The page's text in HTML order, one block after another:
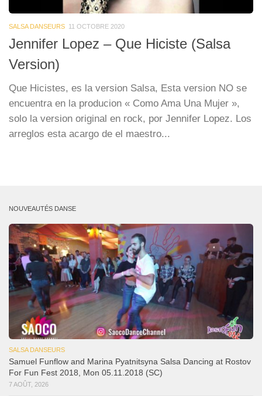
SALSA DANSEURS 11 OCTOBRE 2020
Jennifer Lopez – Que Hiciste (Salsa
Version)
Que Hicistes, es la version Salsa, Esta version NO se
encuentra en la producion « Como Ama Una Mujer »,
solo la version original en rock, por Jennifer Lopez. Los
arreglos esta acargo de el maestro...
NOUVEAUTÉS DANSE
SALSA DANSEURS
Samuel Funflow and Marina Pyatnitsyna Salsa Dancing at Rostov
For Fun Fest 2018, Mon 05.11.2018 (SC)
7 AOÛT, 2026